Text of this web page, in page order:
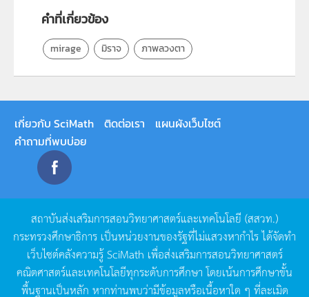
คำที่เกี่ยวข้อง
mirage มิราจ ภาพลวงตา
เกี่ยวกับ SciMath ติดต่อเรา
แผนผังเว็บไซต์
คำถามที่พบบ่อย
สถาบันส่งเสริมการสอนวิทยาศาสตร์และเทคโนโลยี (สสวท.)
กระทรวงศึกษาธิการ เป็นหน่วยงานของรัฐที่ไม่แสวงหากำไรได้จัดทำ
เว็บไซต์คลังความรู้SciMath เพื่อส่งเสริมการสอนวิทยาศาสตร์
คณิตศาสตร์และเทคโนโลยีทุกระดับการศึกษา โดยเน้นการศึกษาขั้น
พื้นฐานเป็นหลัก หากท่านพบว่ามีข้อมูลหรือเนื้อหาใด ๆ ที่ละเมิด